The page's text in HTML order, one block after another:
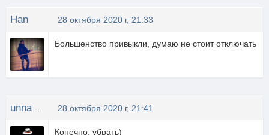
Han 28 октября 2020 г, 21:33
Большенство привыкли, думаю не стоит отключать
28 октября 2020 г, 21:41
Конечно, убрать)